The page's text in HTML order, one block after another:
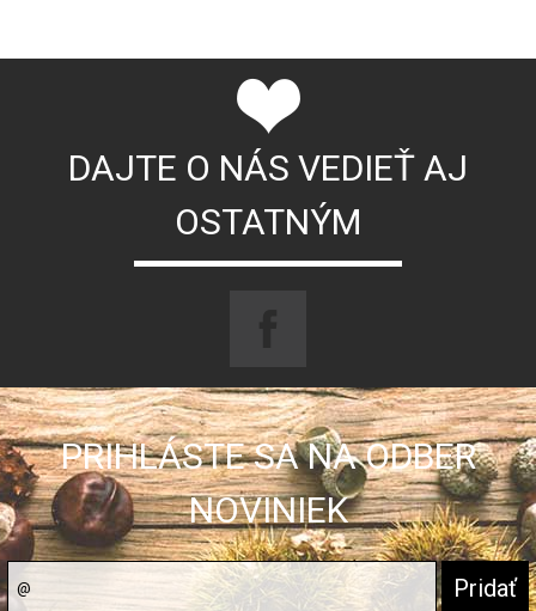
DAJTE O NÁS VEDIEŤ AJ
OSTATNÝM
PRIHLÁSTE SA NA ODBER
NOVINIEK